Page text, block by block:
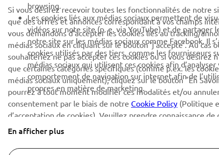
browsing.
Les cookies liés aux médias sociaux permettent de
vidéos sur note site (p. e. via YouTube) et de partager
notre site sur les médias sociaux comme Facebook. Il
cookies utilisés par des tiers, comme les fournisseurs
médias sociaux qui utilisent ces cookies afin
comportement de navigation sur internet afin de
propres en matière de marketing.
Si vous désirez recevoir toutes les fonctionnalités de notre
que des offres et annonces correspondant à vos champs
vous demandons d’accepter les cookies liés au tracking/
médias sociaux en cliquant sur le bouton ‘j’accepte’. Au cas
souhaiteriez ne pas accepter ces cookies ou si vous désirez
que certaines catégories spécifiques (comme p.ex. les
médias sociaux uniquement), cliquez sur le bouton "En
pourrez à tout moment modifier ces modalités et/ou
consentement par le biais de notre Cookie Policy (Politique
d’acceptation de cookies). Veuillez prendre connaissance de
politique afin d’apprendre plus sur les cookies que nous
que sur la façon dont nous utilisons ceux-ci pour optimiser
expérience utilisateur.
En afficher plus